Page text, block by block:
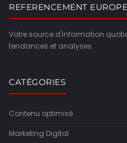
REFERENCEMENT
Votre source d'information
tendances et analyses.
CATÉGORIES
Contenu optimisé
Marketing Digital